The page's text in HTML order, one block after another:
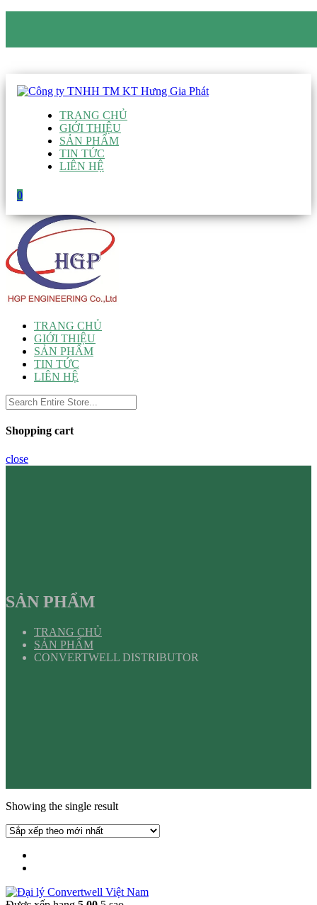
TRANG CHỦ
GIỚI THIỆU
SẢN PHẨM
TIN TỨC
LIÊN HỆ
0
TRANG CHỦ
GIỚI THIỆU
SẢN PHẨM
TIN TỨC
LIÊN HỆ
Shopping cart
close
SẢN PHẨM
TRANG CHỦ
SẢN PHẨM
CONVERTWELL DISTRIBUTOR
Showing the single result